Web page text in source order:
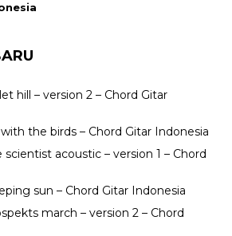
hill – version 2 – Chord Gitar
the birds – Chord Gitar Indonesia
scientist acoustic – version 1 – Chord
sun – Chord Gitar Indonesia
march – version 2 – Chord